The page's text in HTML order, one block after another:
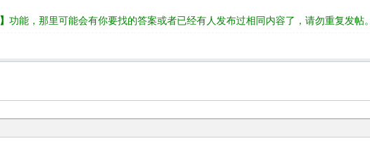
】功能，那里可能会有你要找的答案或者已经有人发布过相同内容了，请勿重复发帖。